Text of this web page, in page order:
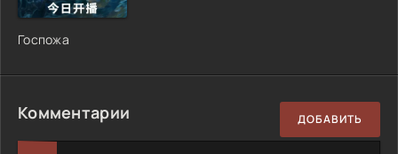
Госпожа
Комментарии ДОБАВИТЬ